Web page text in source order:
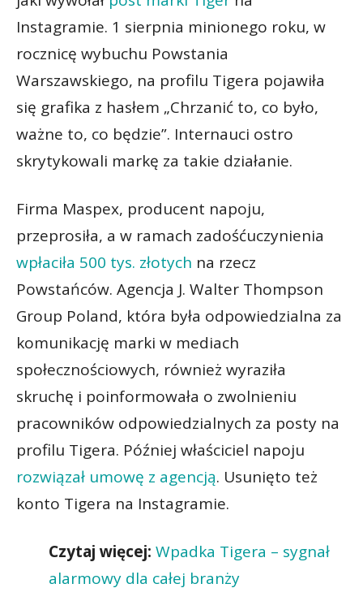
Instagramie. 1 sierpnia minionego roku, w
rocznicę wybuchu Powstania
Warszawskiego, na profilu Tigera pojawiła
się grafika z hasłem „Chrzanić to, co było,
ważne to, co będzie”. Internauci ostro
skrytykowali markę za takie działanie.
Firma Maspex, producent napoju,
przeprosiła, a w ramach zadośćuczynienia
wpłaciła 500 tys. złotych na rzecz
Powstańców. Agencja J. Walter Thompson
Group Poland, która była odpowiedzialna za
komunikację marki w mediach
społecznościowych, również wyraziła
skruchę i poinformowała o zwolnieniu
pracowników odpowiedzialnych za posty na
profilu Tigera. Później właściciel napoju
rozwiązał umowę z agencją. Usunięto też
konto Tigera na Instagramie.
Czytaj więcej: Wpadka Tigera – sygnał
alarmowy dla całej branży